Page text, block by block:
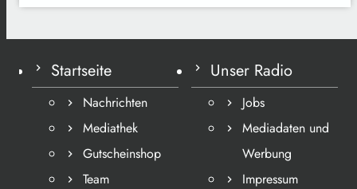
Startseite
Nachrichten
Mediathek
Gutscheinshop
Team
Unser Radio
Jobs
Mediadaten und
Werbung
Impressum